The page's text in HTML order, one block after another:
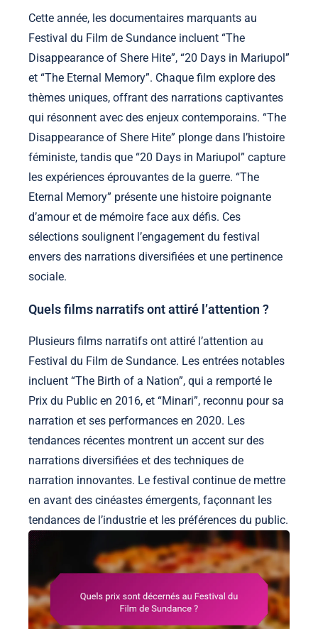
Cette année, les documentaires marquants au
Festival du Film de Sundance incluent “The
Disappearance of Shere Hite”, “20 Days in Mariupol”
et “The Eternal Memory”. Chaque film explore des
thèmes uniques, offrant des narrations captivantes
qui résonnent avec des enjeux contemporains. “The
Disappearance of Shere Hite” plonge dans l’histoire
féministe, tandis que “20 Days in Mariupol” capture
les expériences éprouvantes de la guerre. “The
Eternal Memory” présente une histoire poignante
d’amour et de mémoire face aux défis. Ces
sélections soulignent l’engagement du festival
envers des narrations diversifiées et une pertinence
sociale.
Quels films narratifs ont attiré l’attention ?
Plusieurs films narratifs ont attiré l’attention au
Festival du Film de Sundance. Les entrées notables
incluent “The Birth of a Nation”, qui a remporté le
Prix du Public en 2016, et “Minari”, reconnu pour sa
narration et ses performances en 2020. Les
tendances récentes montrent un accent sur des
narrations diversifiées et des techniques de
narration innovantes. Le festival continue de mettre
en avant des cinéastes émergents, façonnant les
tendances de l’industrie et les préférences du public.